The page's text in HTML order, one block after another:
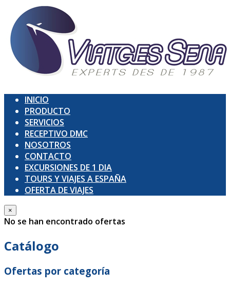
INICIO
PRODUCTO
SERVICIOS
RECEPTIVO DMC
NOSOTROS
CONTACTO
EXCURSIONES DE 1 DIA
TOURS Y VIAJES A ESPAÑA
OFERTA DE VIAJES
×
No se han encontrado ofertas
Catálogo
Ofertas por categoría